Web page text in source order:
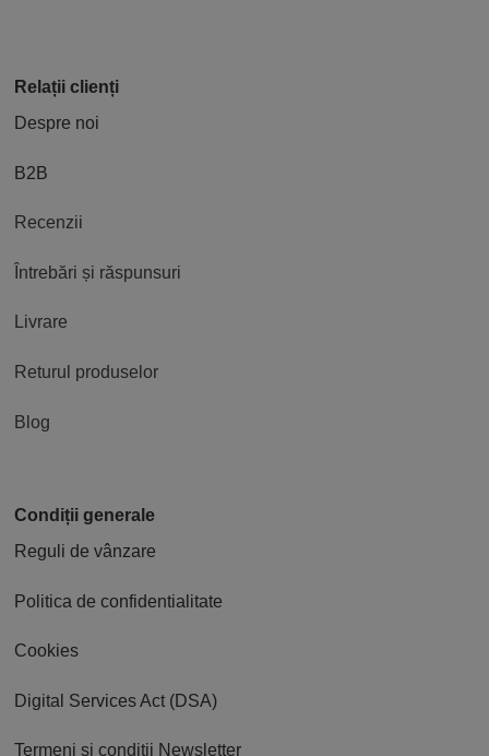
Relații clienți
Despre noi
B2B
Recenzii
Întrebări și răspunsuri
Livrare
Returul produselor
Blog
Condiții generale
Reguli de vânzare
Politica de confidentialitate
Cookies
Digital Services Act (DSA)
Termeni și condiții Newsletter